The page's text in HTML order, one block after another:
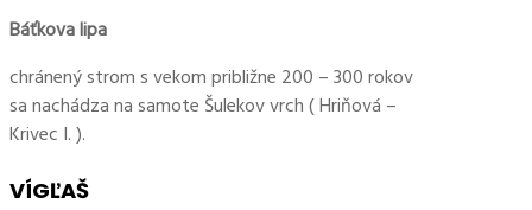
Báťkova lipa
chránený strom s vekom približne 200 – 300 rokov
sa nachádza na samote Šulekov vrch ( Hriňová –
Krivec I. ).
VÍGĽAŠ